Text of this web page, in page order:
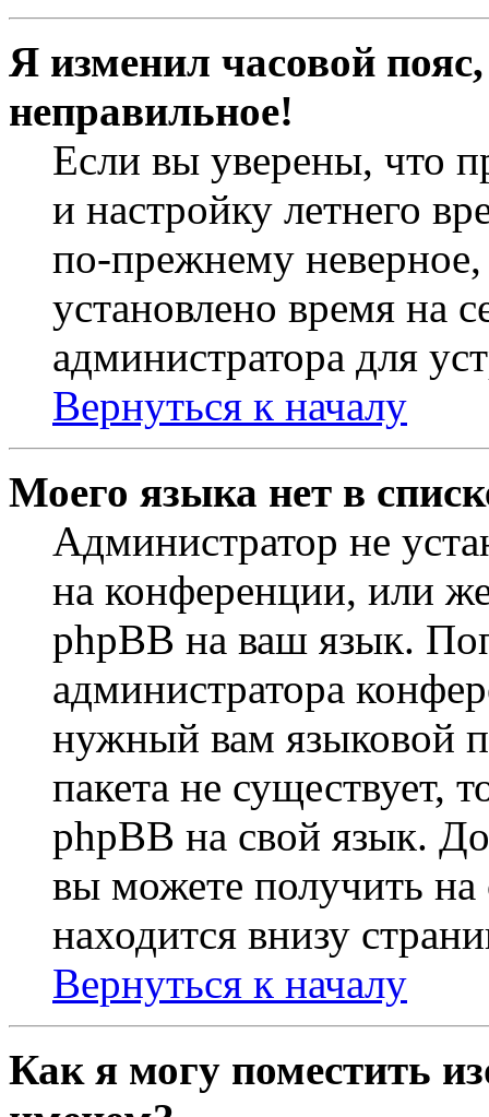
Я изменил часовой
неправильное!
Если вы уверены, что
и настройку летнего
по-прежнему неверное,
установлено время на
администратора для
Вернуться к началу
Моего языка нет в
Администратор не
на конференции, или
phpBB на ваш язык.
администратора
нужный вам языковой
пакета не существует,
phpBB на свой язык.
вы можете получить на
находится внизу
Вернуться к началу
Как я могу поместить